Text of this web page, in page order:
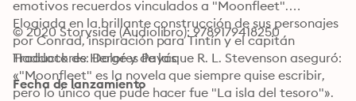
emotivos recuerdos vinculados a "Moonfleet".
Elogiada en la brillante construcción de sus personajes
por Conrad, inspiración para Tintín y el capitán
Haddock de Hergé y de la que R. L. Stevenson aseguró:
«"Moonfleet" es la novela que siempre quise escribir,
pero lo único que pude hacer fue "La isla del tesoro"».
© 2020 Storyside (Audiolibro): 9789179418250
Traductores: Dolores Payás
Fecha de lanzamiento